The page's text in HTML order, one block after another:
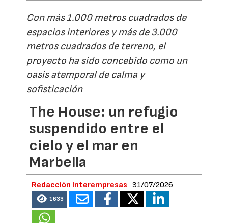
Con más 1.000 metros cuadrados de
espacios interiores y más de 3.000
metros cuadrados de terreno, el
proyecto ha sido concebido como un
oasis atemporal de calma y
sofisticación
The House: un refugio
suspendido entre el
cielo y el mar en
Marbella
Redacción Interempresas 31/07/2026
1633